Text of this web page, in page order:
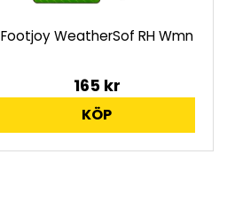
Footjoy WeatherSof RH Wmn
165 kr
KÖP